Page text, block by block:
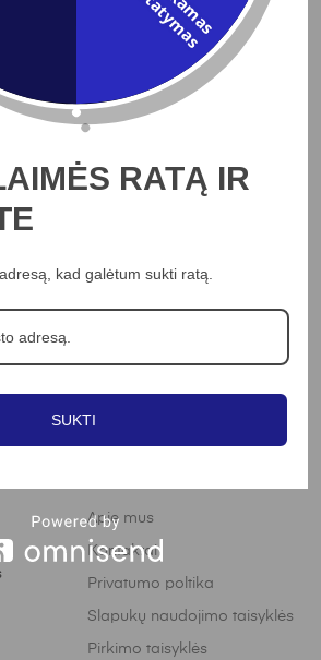
Į KREPŠELĮ
šviestuvas, pilkas, 6000K
124.44€
2
Apie mus
Kontaktai
Privatumo poltika
Slapukų naudojimo taisyklės
Pirkimo taisyklės
RATĄ IR
kad galėtum sukti ratą.
SUKTI